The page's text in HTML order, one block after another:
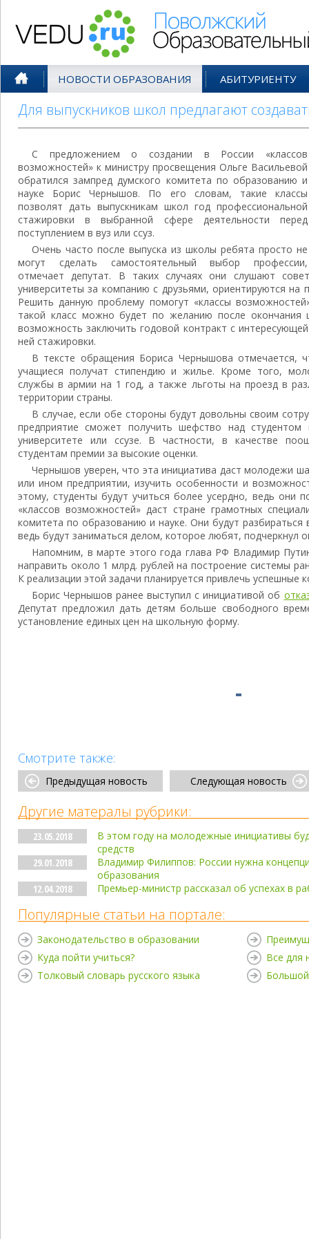
НОВОСТИ ОБРАЗОВАНИЯ АБИТУРИЕНТУ
Для выпускников школ предлагают
С предложением о создании в России «классов
возможностей» к министру просвещения Ольге Васильевой
обратился зампред думского комитета по образованию и
науке Борис Чернышов. По его словам, такие классы
позволят дать выпускникам школ год профессиональной
стажировки в выбранной сфере деятельности перед
поступлением в вуз или ссуз.
Очень часто после выпуска из школы ребята просто не
могут сделать самостоятельный выбор профессии,
отмечает депутат. В таких случаях они слушают
университеты за компанию с друзьями, ориентируются на
Решить данную проблему помогут «классы
такой класс можно будет по желанию после окончания
возможность заключить годовой контракт с
ней стажировки.
В тексте обращения Бориса Чернышова отмечается,
учащиеся получат стипендию и жилье. Кроме того,
службы в армии на 1 год, а также льготы на проезд в
территории страны.
В случае, если обе стороны будут довольны своим
предприятие сможет получить шефство над
университете или ссузе. В частности, в качестве
студентам премии за высокие оценки.
Чернышов уверен, что эта инициатива даст молодежи
или ином предприятии, изучить особенности и
этому, студенты будут учиться более усердно, ведь они
«классов возможностей» даст стране грамотных
комитета по образованию и науке. Они будут разбираться
ведь будут заниматься делом, которое любят, подчеркнул
Напомним, в марте этого года глава РФ Владимир
направить около 1 млрд. рублей на построение системы
К реализации этой задачи планируется привлечь успешные
Борис Чернышов ранее выступил с инициативой об
Депутат предложил дать детям больше свободного
установление единых цен на школьную форму.
Смотрите также:
Предыдущая новость Следующая новость
Другие матералы рубрики:
23.05.2018
В этом году на молодежные инициативы
средств
29.01.2018
Владимир Филиппов: России нужна
образования
12.04.2018
Премьер-министр рассказал об успехах в
Популярные статьи на портале:
Законодательство в образовании
Куда пойти учиться?
Толковый словарь русского языка
Все для
Большой